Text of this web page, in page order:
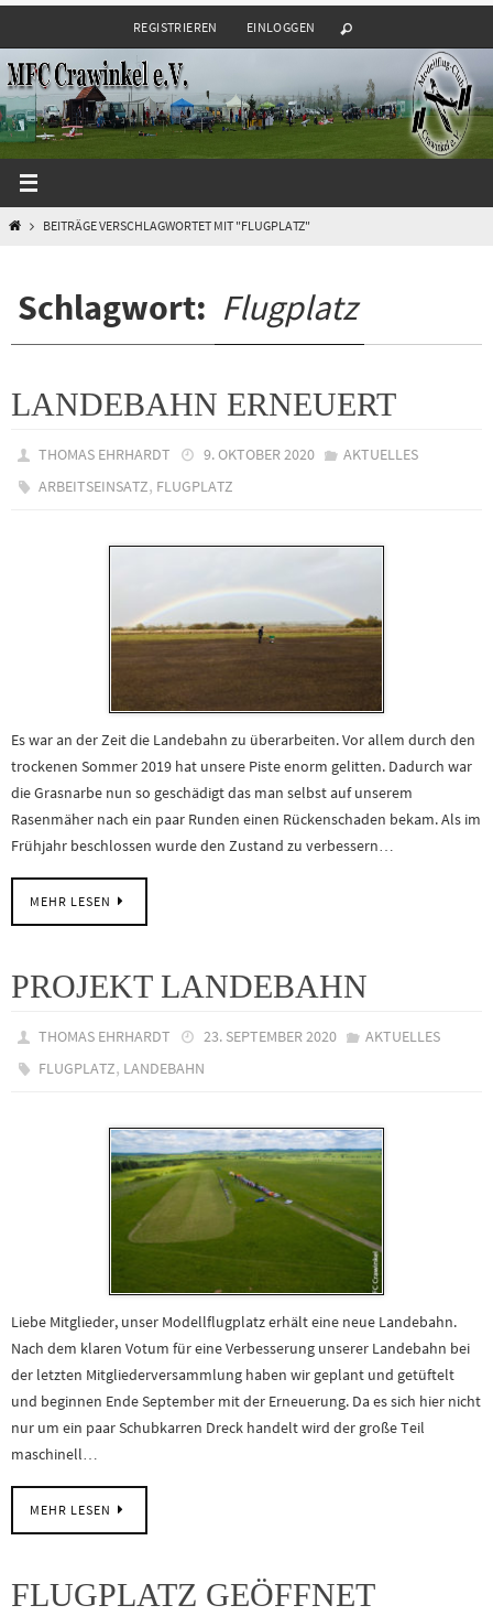
Inhalt
springen
REGISTRIEREN EINLOGGEN
STARTBEITRÄGE VERSCHLAGWORTET MIT "FLUGPLATZ"
Schlagwort: Flugplatz
LANDEBAHN ERNEUERT
THOMAS EHRHARDT 9. OKTOBER 2020
AKTUELLES
ARBEITSEINSATZ, FLUGPLATZ
Es war an der Zeit die Landebahn zu überarbeiten. Vor allem durch den
trockenen Sommer 2019 hat unsere Piste enorm gelitten. Dadurch war
die Grasnarbe nun so geschädigt das man selbst auf unserem
Rasenmäher nach ein paar Runden einen Rückenschaden bekam. Als im
Frühjahr beschlossen wurde den Zustand zu verbessern…
MEHR LESEN
PROJEKT LANDEBAHN
THOMAS EHRHARDT 23. SEPTEMBER 2020
AKTUELLES
FLUGPLATZ, LANDEBAHN
Liebe Mitglieder, unser Modellflugplatz erhält eine neue Landebahn.
Nach dem klaren Votum für eine Verbesserung unserer Landebahn bei
der letzten Mitgliederversammlung haben wir geplant und getüftelt
und beginnen Ende September mit der Erneuerung. Da es sich hier nicht
nur um ein paar Schubkarren Dreck handelt wird der große Teil
maschinell…
MEHR LESEN
FLUGPLATZ GEÖFFNET